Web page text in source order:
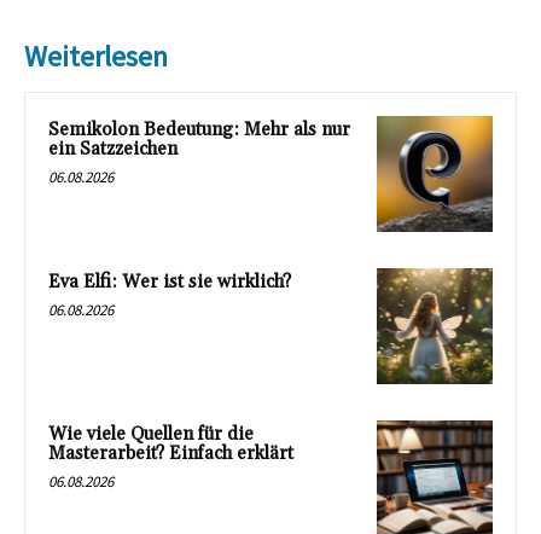
Weiterlesen
Semikolon Bedeutung: Mehr als nur
ein Satzzeichen
06.08.2026
Eva Elfi: Wer ist sie wirklich?
06.08.2026
Wie viele Quellen für die
Masterarbeit? Einfach erklärt
06.08.2026